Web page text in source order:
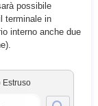
possibile
terminale in
interno anche due
Estruso